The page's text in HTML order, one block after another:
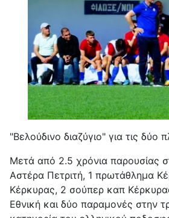
"Βελούδινο διαζύγιο" για τις δύο
Μετά από 2.5 χρόνια παρουσίας
Αστέρα Πετριτή, 1 πρωτάθλημα
Κέρκυρας, 2 σούπερ καπ
Εθνική και δύο παραμονές στην